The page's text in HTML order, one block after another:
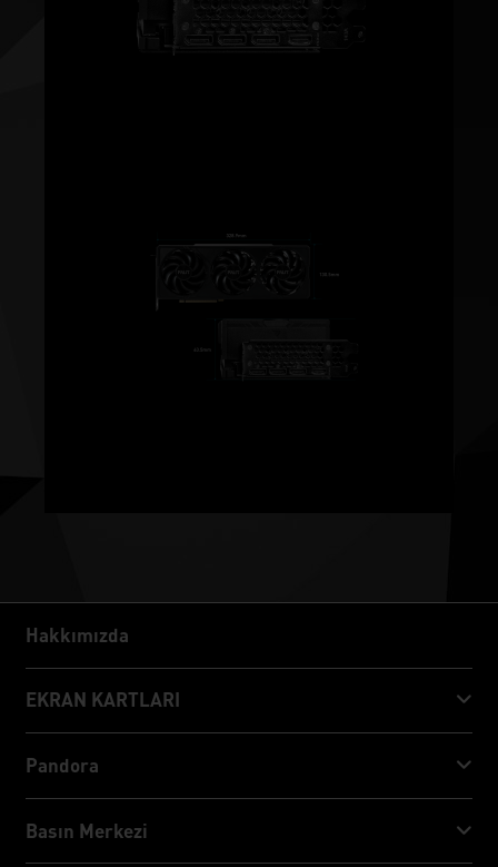
Hakkımızda
Hakkımızda
EKRAN KARTLARI
GeForce RTX™ 40 Series
GeForce RTX™ 30 Series
Pandora
NVIDIA Jetson Orin™ Nano Super
Basın Merkezi